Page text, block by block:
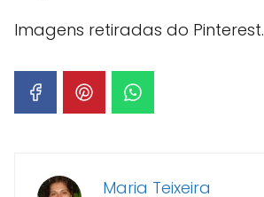
Imagens retiradas do Pinterest.
Maria Teixeira